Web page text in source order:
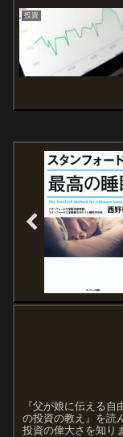
投資
『父が娘に伝える
の投資の教え』を読
投資の偉大さを知り